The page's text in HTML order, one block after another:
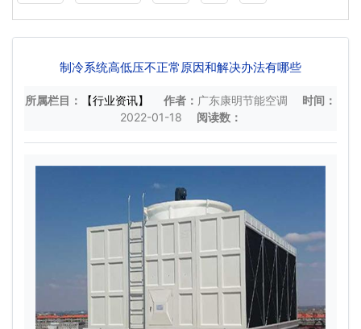
制冷系统高低压不正常原因和解决办法有哪些
所属栏目： 【行业资讯】 作者： 广东康明节能空调
时间：
2022-01-18
阅读数：